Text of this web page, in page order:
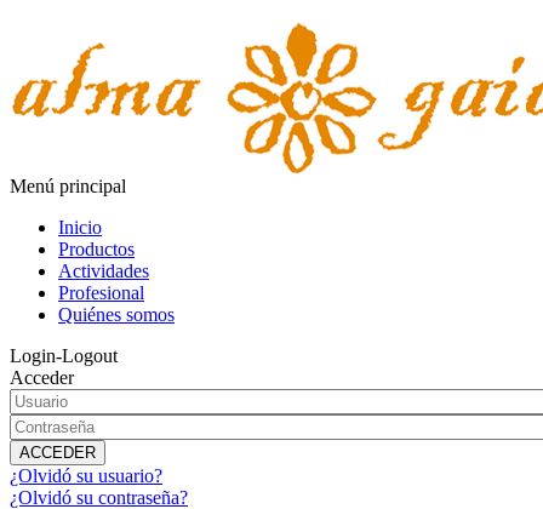
Menú principal
Inicio
Productos
Actividades
Profesional
Quiénes somos
Login-Logout
Acceder
¿Olvidó su usuario?
¿Olvidó su contraseña?